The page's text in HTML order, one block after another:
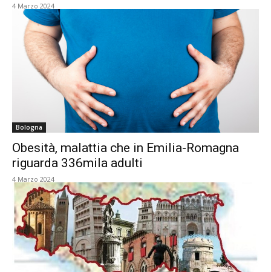
4 Marzo 2024
Bologna
Obesità, malattia che in Emilia-Romagna
riguarda 336mila adulti
4 Marzo 2024